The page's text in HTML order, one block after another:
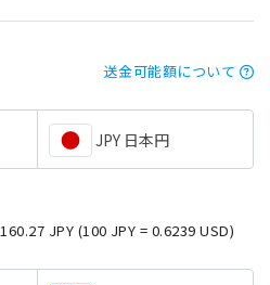
送金可能額について
JPY 日本円
JPY (100 JPY = 0.6239 USD)